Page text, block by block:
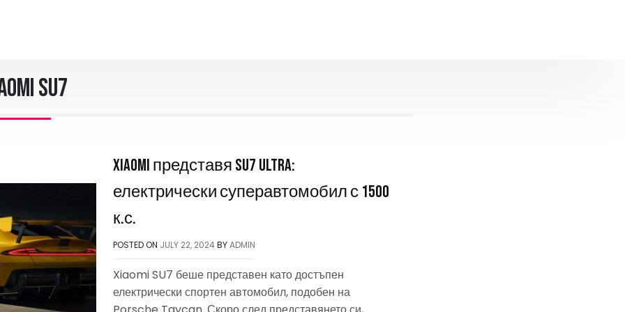
SU7
Xiaomi представя SU7 Ultra:
електрически суперавтомобил с 1500
к.с.
POSTED ON JULY 22, 2024BYADMIN
Xiaomi SU7 беше представен като достъпен
електрически спортен автомобил, подобен на